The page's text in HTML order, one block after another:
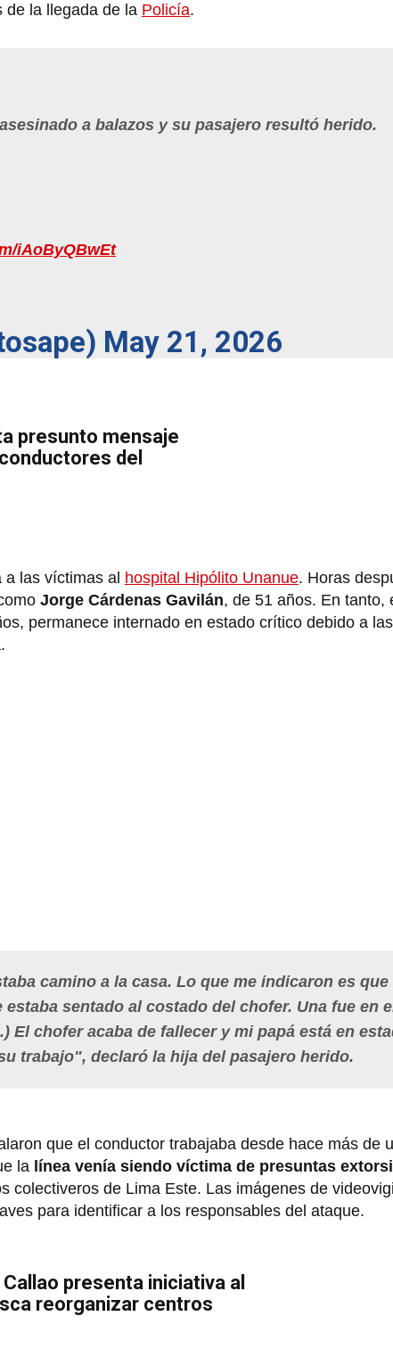
de la llegada de la Policía.
a balazos y su pasajero resultó herido.
iAoByQBwEt
May 21, 2026
presunto mensaje
del
a las víctimas al hospital Hipólito Unanue. Horas
Jorge Cárdenas Gavilán, de 51 años. En tanto,
permanece internado en estado crítico debido a
camino a la casa. Lo que me indicaron es que
sentado al costado del chofer. Una fue en
El chofer acaba de fallecer y mi papá está en
trabajo", declaró la hija del pasajero herido.
que el conductor trabajaba desde hace más de
la línea venía siendo víctima de presuntas
colectiveros de Lima Este. Las imágenes de
para identificar a los responsables del ataque.
presenta iniciativa al
reorganizar centros